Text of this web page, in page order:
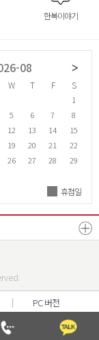
한복이야기
08
W T F S
1
5 6 7
8
12 13 14
15
19 20 21
22
26 27 28
29
휴점일
PC 버전